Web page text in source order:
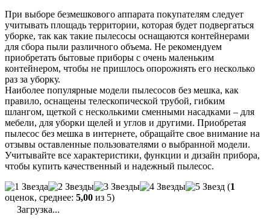
При выборе безмешкового аппарата покупателям следует
учитывать площадь территории, которая будет подвергаться
уборке, так как такие пылесосы оснащаются контейнерами
для сбора пыли различного объема. Не рекомендуем
приобретать бытовые приборы с очень маленьким
контейнером, чтобы не пришлось опорожнять его несколько
раз за уборку.
Наиболее популярные модели пылесосов без мешка, как
правило, оснащены телескопической трубой, гибким
шлангом, щеткой с несколькими сменными насадками – для
мебели, для уборки щелей и углов и другими. Приобретая
пылесос без мешка в интернете, обращайте свое внимание на
отзывы оставленные пользователями о выбранной модели.
Учитывайте все характеристики, функции и дизайн прибора,
чтобы купить качественный и надежный пылесос.
(1
оценок, среднее: 5,00 из 5)
Загрузка...